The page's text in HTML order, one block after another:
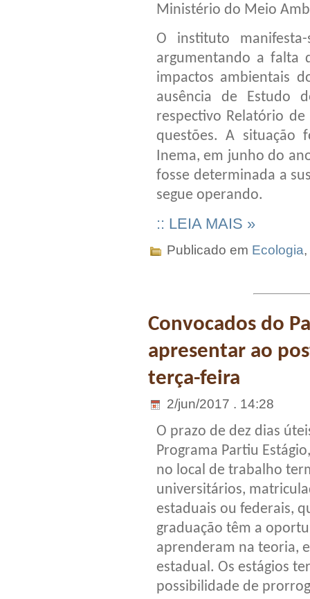
Ministério do Meio
O instituto
argumentando a falta
impactos ambientais
ausência de Estudo
respectivo Relatório
questões. A situação
Inema, em junho do
fosse determinada a
segue operando.
:: LEIA MAIS »
Publicado em Ecologia,
Convocados do
apresentar ao
terça-feira
2/jun/2017 . 14:28
O prazo de dez dias
Programa Partiu
no local de trabalho
universitários,
estaduais ou federais,
graduação têm a
aprenderam na teoria,
estadual. Os estágios
possibilidade de